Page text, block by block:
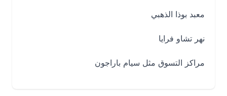
معبد بوذا الذهبي
نهر تشاو فرايا
مراكز التسوق مثل سيام باراجون